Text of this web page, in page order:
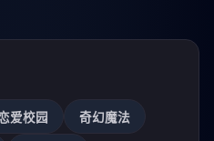
爱校园 奇幻魔法